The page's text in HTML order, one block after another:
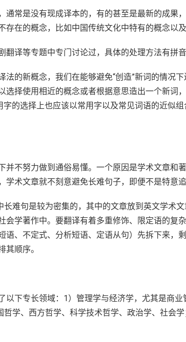
通常是没有现成译本的，有的甚至是最新的成果
在的概念，比如中国传统文化中特有的概念以
译等专题中专门讨论过，具体的处理方法有拼
的新概念，我们在能够避免“创造”新词的情况
选择使用相近的概念或者根据意思造出一个新词
字的选择上也应该以常用字以及常见词语的近似
并不努力做到通俗易懂。一个原因是学术文章和
学术文章就不刻意避免长难句子，即便不是特意
长难句是较为密集的，其中的文章放到英文学术
会学著作中。要翻译有着多重修饰、限定语的复
语、不定式、分析短语、定语从句）先拆下来，
顺序。
以下专长领域：1）管理学与经济学，尤其是商
学、西方哲学、科学技术哲学、政治学、社会